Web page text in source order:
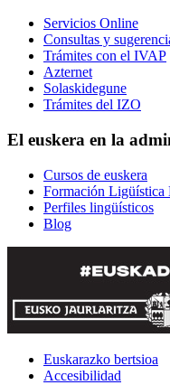
Servicios Online
Consultas y
Trámites con el IVAP
Azternet
Solaskidegune
Trámites del IZO
El euskera en la
Cursos de euskera
Formación Ligüística
Perfiles lingüísticos
Blog
Euskarazko bertsioa
Accesibilidad